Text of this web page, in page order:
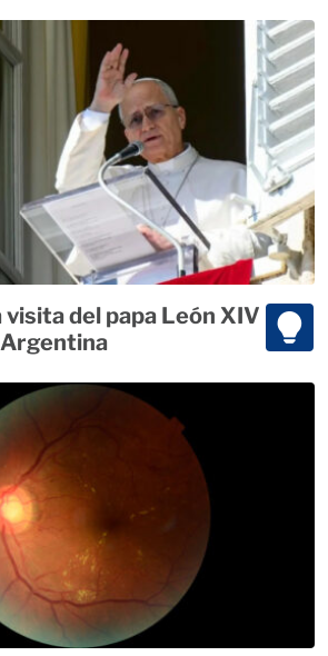
del papa León XIV para